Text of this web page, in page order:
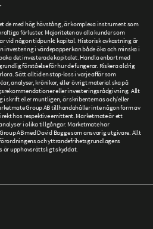
de med hög hävstång, är komplexa instrument som
förluster. Majoriteten av alla kunder som
vid någon tidpunkt kapital. Historisk avkastning är
i värdepapper kan både öka och minska i
det investerade kapitalet. Handla enbart med
förståelse för hur de fungerar. Riskera aldrig
Sätt alltid en stop-loss i varje affär som
analyser, krönikor, eller övrigt material ska på
eller investeringsrådgivning. Allt
i skrift eller muntligen, är skribenternas och/eller
Group AB tillhandahåller inte någon form av
hos respektive emittent. Marketmate är ett
i olika tillgångar. Marketmate har
AB med David Bagge som ansvarig utgivare. Allt
och yttrandefrihetsgrundlagens
är upphovsrättsligt skyddat.